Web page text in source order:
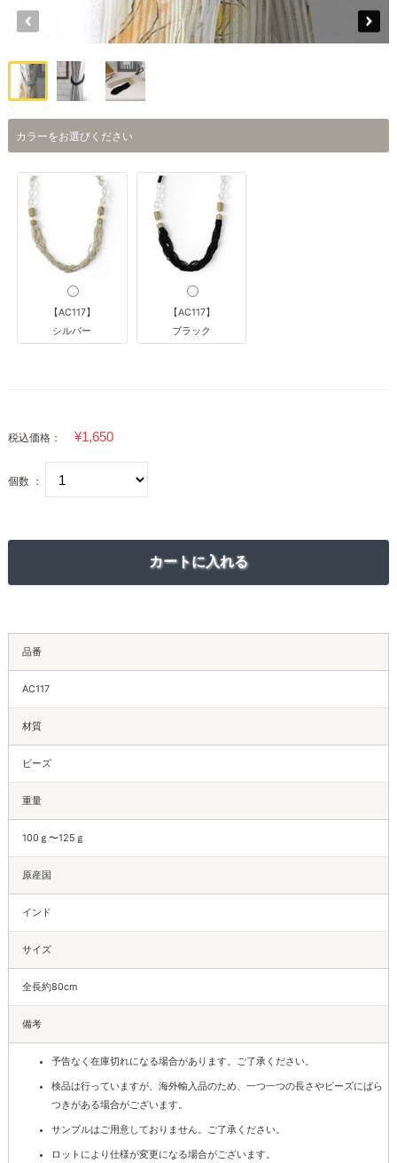
カラーをお選びください
【AC117】
シルバー
【AC117】
ブラック
税込価格：
個数 ：
品番
AC117
材質
ビーズ
重量
100ｇ〜125ｇ
原産国
インド
サイズ
全長約80cm
備考
予告なく在庫切れになる場合があります。ご了承ください。
検品は行っていますが、海外輸入品のため、一つ一つの長さやビーズにばら
つきがある場合がございます。
サンプルはご用意しておりません。ご了承ください。
ロットにより仕様が変更になる場合がございます。